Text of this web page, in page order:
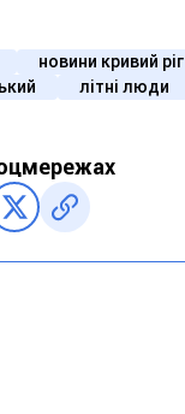
новини кривий ріг
літні люди